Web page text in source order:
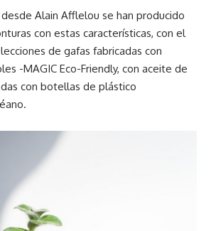
Alain Afflelou se han producido
con estas características, con el
de gafas fabricadas con
-MAGIC Eco-Friendly, con aceite de
con botellas de plástico